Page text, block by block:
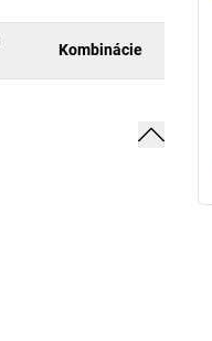
Kombinácie